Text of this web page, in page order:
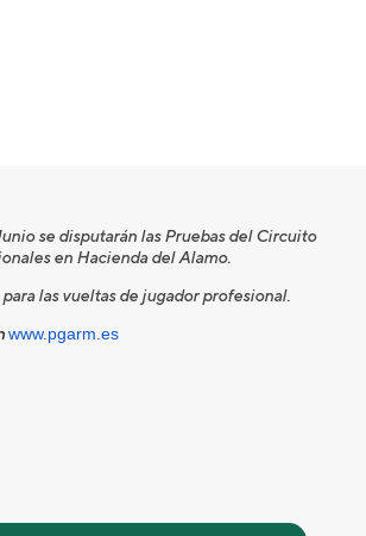
se disputarán las Pruebas del Circuito
en Hacienda del Alamo.
las vueltas de jugador profesional.
www.pgarm.es